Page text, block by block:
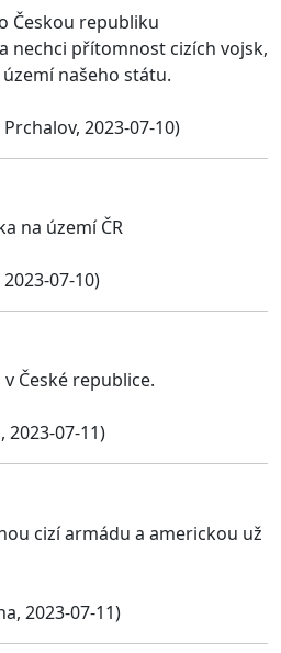
Českou republiku
nechci přítomnost cizích vojsk,
našeho státu.
2023-07-10)
na území ČR
07-10)
České republice.
2023-07-11)
cizí armádu a americkou už
2023-07-11)